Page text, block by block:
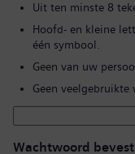
Uit ten minste 8
Hoofd- en kleine
één symbool.
Geen van uw
Geen veelgebruikte
Wachtwoord